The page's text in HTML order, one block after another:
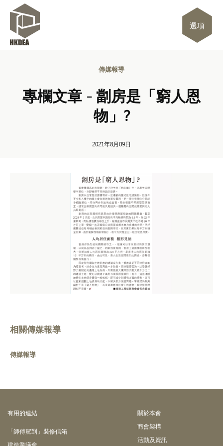
選項
傳媒報導
專欄文章 - 劏房是「窮人恩
物」?
2021年8月09日
相關傳媒報導
傳媒報導
有⽤的連結
「師傅駕到」裝修信箱
建造業議會
關於本會
商會架構
活動及資訊